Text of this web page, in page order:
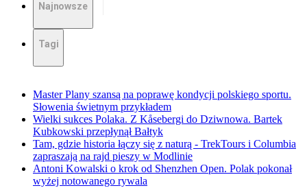
Najnowsze
Tagi
Master Plany szansą na poprawę kondycji polskiego sportu.
Słowenia świetnym przykładem
Wielki sukces Polaka. Z Kåsebergi do Dziwnowa. Bartek
Kubkowski przepłynął Bałtyk
Tam, gdzie historia łączy się z naturą - TrekTours i Columbia
zapraszają na rajd pieszy w Modlinie
Antoni Kowalski o krok od Shenzhen Open. Polak pokonał
wyżej notowanego rywala